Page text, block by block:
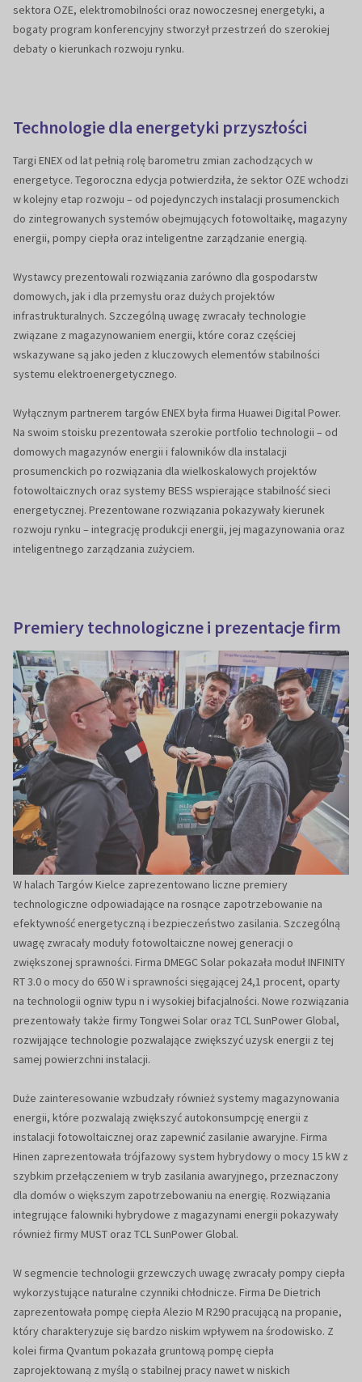
sektora OZE, elektromobilności oraz nowoczesnej energetyki, a
bogaty program konferencyjny stworzył przestrzeń do szerokiej
debaty o kierunkach rozwoju rynku.
Technologie dla energetyki przyszłości
Targi ENEX od lat pełnią rolę barometru zmian zachodzących w
energetyce. Tegoroczna edycja potwierdziła, że sektor OZE wchodzi
w kolejny etap rozwoju – od pojedynczych instalacji prosumenckich
do zintegrowanych systemów obejmujących fotowoltaikę, magazyny
energii, pompy ciepła oraz inteligentne zarządzanie energią.
Wystawcy prezentowali rozwiązania zarówno dla gospodarstw
domowych, jak i dla przemysłu oraz dużych projektów
infrastrukturalnych. Szczególną uwagę zwracały technologie
związane z magazynowaniem energii, które coraz częściej
wskazywane są jako jeden z kluczowych elementów stabilności
systemu elektroenergetycznego.
Wyłącznym partnerem targów ENEX była firma Huawei Digital Power.
Na swoim stoisku prezentowała szerokie portfolio technologii – od
domowych magazynów energii i falowników dla instalacji
prosumenckich po rozwiązania dla wielkoskalowych projektów
fotowoltaicznych oraz systemy BESS wspierające stabilność sieci
energetycznej. Prezentowane rozwiązania pokazywały kierunek
rozwoju rynku – integrację produkcji energii, jej magazynowania oraz
inteligentnego zarządzania zużyciem.
Premiery technologiczne i prezentacje firm
W halach Targów Kielce zaprezentowano liczne premiery
technologiczne odpowiadające na rosnące zapotrzebowanie na
efektywność energetyczną i bezpieczeństwo zasilania. Szczególną
uwagę zwracały moduły fotowoltaiczne nowej generacji o
zwiększonej sprawności. Firma DMEGC Solar pokazała moduł INFINITY
RT 3.0 o mocy do 650 W i sprawności sięgającej 24,1 procent, oparty
na technologii ogniw typu n i wysokiej bifacjalności. Nowe rozwiązania
prezentowały także firmy Tongwei Solar oraz TCL SunPower Global,
rozwijające technologie pozwalające zwiększyć uzysk energii z tej
samej powierzchni instalacji.
Duże zainteresowanie wzbudzały również systemy magazynowania
energii, które pozwalają zwiększyć autokonsumpcję energii z
instalacji fotowoltaicznej oraz zapewnić zasilanie awaryjne. Firma
Hinen zaprezentowała trójfazowy system hybrydowy o mocy 15 kW z
szybkim przełączeniem w tryb zasilania awaryjnego, przeznaczony
dla domów o większym zapotrzebowaniu na energię. Rozwiązania
integrujące falowniki hybrydowe z magazynami energii pokazywały
również firmy MUST oraz TCL SunPower Global.
W segmencie technologii grzewczych uwagę zwracały pompy ciepła
wykorzystujące naturalne czynniki chłodnicze. Firma De Dietrich
zaprezentowała pompę ciepła Alezio M R290 pracującą na propanie,
który charakteryzuje się bardzo niskim wpływem na środowisko. Z
kolei firma Qvantum pokazała gruntową pompę ciepła
zaprojektowaną z myślą o stabilnej pracy nawet w niskich